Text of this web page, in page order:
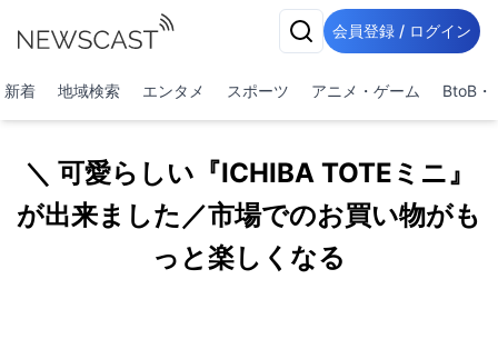
会員登録 / ログイン
新着 地域検索 エンタメ スポーツ アニメ・ゲーム BtoB・
＼ 可愛らしい『ICHIBA TOTEミニ』
が出来ました／市場でのお買い物がも
っと楽しくなる